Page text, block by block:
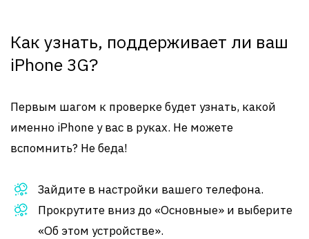
Как узнать, поддерживает ли ваш
iPhone 3G?
Первым шагом к проверке будет узнать, какой
именно iPhone у вас в руках. Не можете
вспомнить? Не беда!
Зайдите в настройки вашего телефона.
Прокрутите вниз до «Основные» и выберите
«Об этом устройстве».